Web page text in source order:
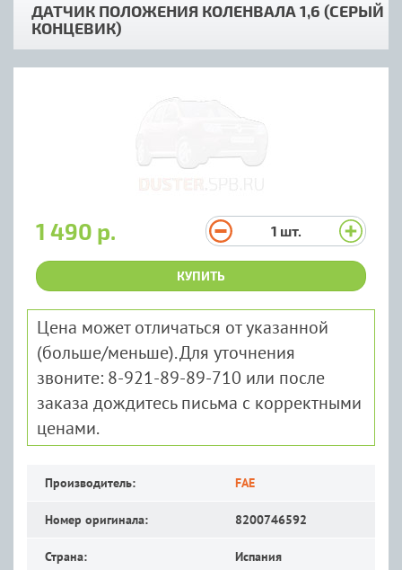
ДАТЧИК ПОЛОЖЕНИЯ КОЛЕНВАЛА 1,6 (СЕРЫЙ
КОНЦЕВИК)
1 490 р. 1 шт.
КУПИТЬ
Цена может отличаться от указанной
(больше/меньше). Для уточнения
звоните: 8-921-89-89-710 или после
заказа дождитесь письма с корректными
ценами.
Производитель: FAE
Номер оригинала: 8200746592
Страна: Испания